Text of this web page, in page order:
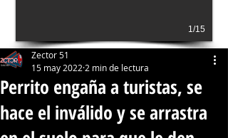
1/15
Perrito engaña a turistas, se
hace el inválido y se arrastra
Zector 51
15 may 2022 2 min de lectura